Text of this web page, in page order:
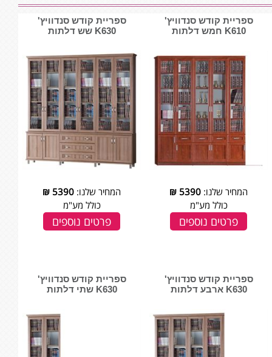
ספריית קודש סנדוויץ'
K610 חמש דלתות
המחיר שלנו: 5390
₪
כולל מע"מ
פרטים נוספים
ספריית קודש סנדוויץ'
K630 שש דלתות
המחיר שלנו: 5390
₪
כולל מע"מ
פרטים נוספים
ספריית קודש סנדוויץ'
K630 ארבע דלתות
ספריית קודש סנדוויץ'
K630 שתי דלתות